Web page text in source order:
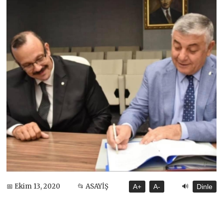
📅 Ekim 13, 2020 📂 ASAYİŞ A+ A- 🔊 Dinle